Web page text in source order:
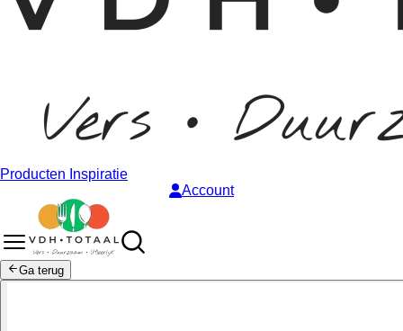
Producten Inspiratie
Account
Ga terug